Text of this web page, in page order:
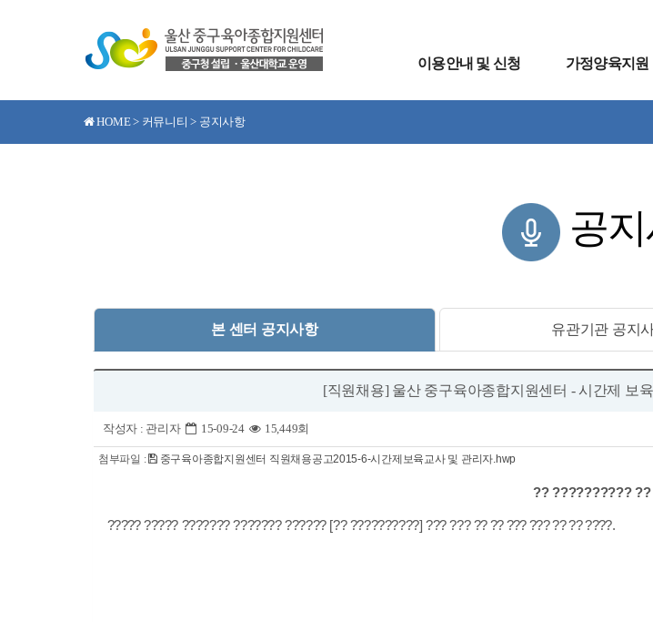
이용안내 및 신청 가정양육지원
HOME > 커뮤니티 > 공지사항
공
본 센터 공지사항 유관기관 공지
[직원채용] 울산 중구육아종합지원센터 - 시간제 보
작성자 : 관리자 15-09-24 15,449회
첨부파일 : 중구육아종합지원센터 직원채용공고2015-6-시간제보육교사 및 관리자.hwp
?? ??????????
?????????? ??????? ??????? ?????? [?? ??????????]??? ??? ?? ?? ??? ??? ?? ?? ????.